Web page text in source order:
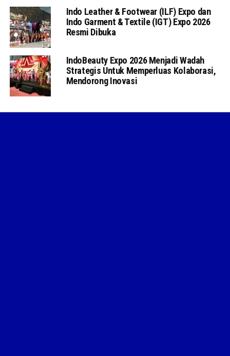
Indo Leather & Footwear (ILF) Expo dan
Indo Garment & Textile (IGT) Expo 2026
Resmi Dibuka
IndoBeauty Expo 2026 Menjadi Wadah
Strategis Untuk Memperluas Kolaborasi,
Mendorong Inovasi